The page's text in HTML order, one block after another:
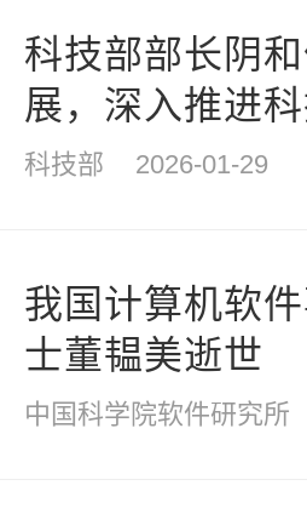
科技部部长阴
展，深入推进
科技部 2026-01-29
我国计算机软
士董韫美逝世
中国科学院软件研究所